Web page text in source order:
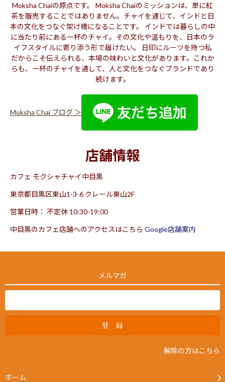
Moksha Chaiの原点です。 Moksha Chaiのミッションは、単に紅
茶を販売することではありません。チャイを通じて、インドと日
本の文化をつなぐ架け橋になることです。 インドでは暮らしの中
に当たり前にある一杯のチャイ。その文化や温もりを、日本のラ
イフスタイルに寄り添う形で届けたい。 日印にルーツを持つ私
だからこそ伝えられる、本場の味わいと文化があります。これか
らも、一杯のチャイを通して、人と文化をつなぐブランドであり
続けます。
Moksha Chai ブログ ＞
店舗情報
カフェ モクシャチャイ中目黒
東京都目黒区東山1-3-6 クレール東山2F
営業日時： 不定休 10:30-19:00
中目黒のカフェ店舗へのアクセスはこちら Google店舗案内
メルマガ
解除の方はこちら
ホーム